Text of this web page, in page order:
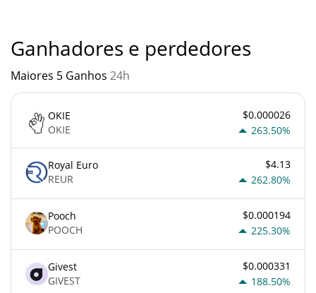
Ganhadores e perdedores
Maiores 5 Ganhos 24h
OKIE
OKIE
$0.000026
263.50%
Royal Euro
REUR
$4.13
262.80%
Pooch
POOCH
$0.000194
225.30%
Givest
GIVEST
$0.000331
188.50%